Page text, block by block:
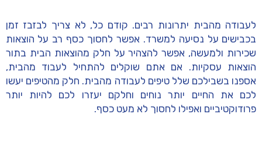
לעבודה מהבית יתרונות רבים. קודם כל, לא צריך לבזבז זמן
בכבישים על נסיעה למשרד. אפשר לחסוך כסף רב על הוצאות
שכירות ולמעשה, אפשר להצהיר על חלק מהוצאות הבית בתור
הוצאות עסקיות. אם אתם שוקלים להתחיל לעבוד מהבית,
אספנו בשבילכם שלל טיפים לעבודה מהבית. חלק מהטיפים יעשו
לכם את החיים יותר נוחים וחלקם יעזרו לכם להיות יותר
פרודוקטיביים ואפילו לחסוך לא מעט כסף.